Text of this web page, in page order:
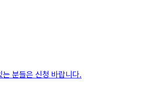
분들은 신청 바랍니다.